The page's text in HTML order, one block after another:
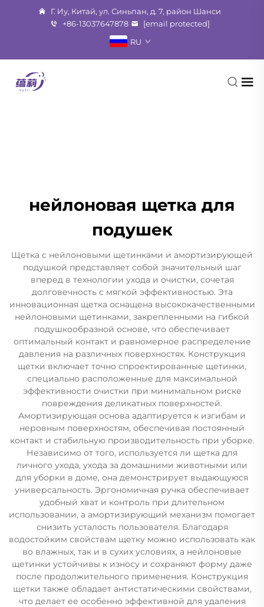
Г. Иу, Китай, ул. Синьпан, д. 7, район Шанси
+86-13037647878
[email protected]
RU
нейлоновая щетка для
подушек
Щетка с нейлоновыми щетинками и амортизирующей
подушкой представляет собой значительный шаг
вперед в технологии ухода и очистки, сочетая
долговечность с мягкой эффективностью. Эта
инновационная щетка оснащена высококачественными
нейлоновыми щетинками, закрепленными на гибкой
подушкообразной основе, что обеспечивает
оптимальный контакт и равномерное распределение
давления на различных поверхностях. Конструкция
щетки включает точно спроектированные щетинки,
специально расположенные для максимальной
эффективности очистки при минимальном риске
повреждения деликатных поверхностей.
Амортизирующая основа адаптируется к изгибам и
неровным поверхностям, обеспечивая постоянный
контакт и стабильную производительность при уборке.
Независимо от того, используется ли щетка для
личного ухода, ухода за домашними животными или
для уборки в доме, она демонстрирует выдающуюся
универсальность. Эргономичная ручка обеспечивает
удобный хват и контроль при длительном
использовании, а амортизирующий механизм помогает
снизить усталость пользователя. Благодаря
водостойким свойствам щетку можно использовать как
во влажных, так и в сухих условиях, а нейлоновые
щетинки устойчивы к износу и сохраняют форму даже
после продолжительного применения. Конструкция
щетки также обладает антистатическими свойствами,
что делает ее особенно эффективной для удаления